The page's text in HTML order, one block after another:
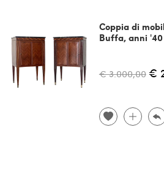
Coppia di
Buffa, anni '40
€ 3.000,00 €